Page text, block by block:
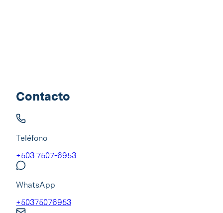
Contacto
Teléfono
+503 7507-6953
WhatsApp
+50375076953